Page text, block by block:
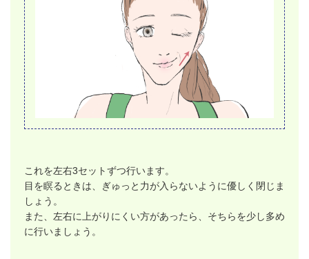
これを左右3セットずつ行います。
目を瞑るときは、ぎゅっと力が入らないように優しく閉じま
しょう。
また、左右に上がりにくい方があったら、そちらを少し多め
に行いましょう。